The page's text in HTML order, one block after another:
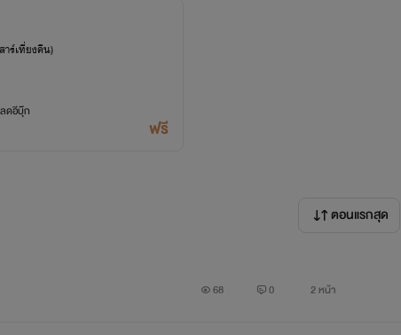
าร์เที่ยงคืน)
ดอีบุ๊ก
ฟรี
ตอนแรกสุด
68 0 2 หน้า